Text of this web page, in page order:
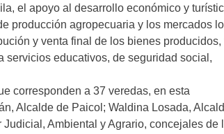
el apoyo al desarrollo económico y
producción agropecuaria y los mercados
y venta final de los bienes producidos,
educativos, de seguridad social,
corresponden a 37 veredas, en esta
Alcalde de Paicol; Waldina Losada,
Ambiental y Agrario, concejales de